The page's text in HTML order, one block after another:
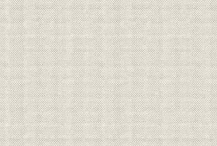
第7節 事務管理と社内体制の整備
第8節 ユーザー団体の発展と広報活動の積極化
第9節 業績と財務
第5章 システム/370と情報化社会の探求(昭和45年~昭和49年)
第1節 情報化社会への基礎整備
第2節 変化する経営環境への対応
第3節 システム/370の発表